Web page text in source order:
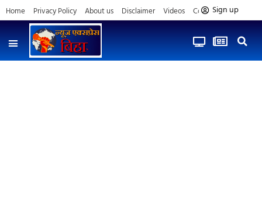
Home Privacy Policy About us Disclaimer Videos Contact us
Sign up